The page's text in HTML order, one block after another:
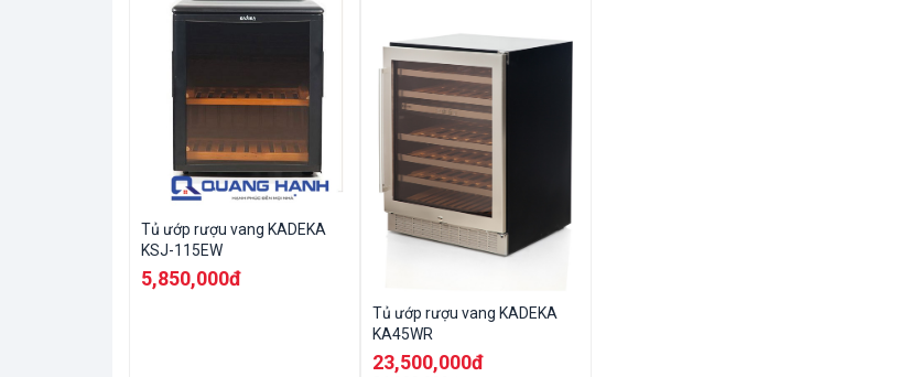
Tủ ướp rượu vang KADEKA
KSJ-115EW
5,850,000đ
Tủ ướp rượu vang KADEKA
KA45WR
23,500,000đ